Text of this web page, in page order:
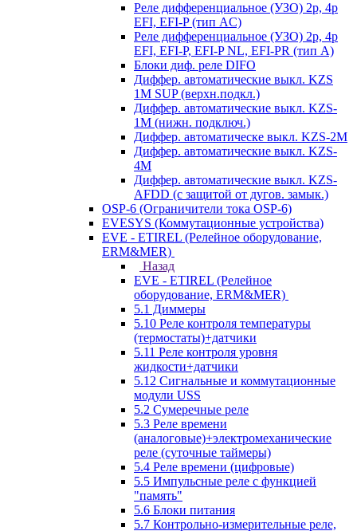
Реле дифференциальное (УЗО) 2р, 4р
EFI, EFI-P (тип AС)
Реле дифференциальное (УЗО) 2р, 4р
EFI, EFI-P, EFI-P NL, EFI-PR (тип A)
Блоки диф. реле DIFO
Диффер. автоматические выкл. KZS
1M SUP (верхн.подкл.)
Диффер. автоматические выкл. KZS-
1M (нижн. подключ.)
Диффер. автоматическе выкл. KZS-2M
Диффер. автоматические выкл. KZS-
4M
Диффер. автоматические выкл. KZS-
AFDD (с защитой от дугов. замык.)
OSP-6 (Ограничители тока OSP-6)
EVESYS (Коммутационные устройства)
EVE - ETIREL (Релейное оборудование,
ERM&MER)
Назад
EVE - ETIREL (Релейное
оборудование, ERM&MER)
5.1 Диммеры
5.10 Реле контроля температуры
(термостаты)+датчики
5.11 Реле контроля уровня
жидкости+датчики
5.12 Сигнальные и коммутационные
модули USS
5.2 Сумеречные реле
5.3 Реле времени
(аналоговые)+электромеханические
реле (суточные таймеры)
5.4 Реле времени (цифровые)
5.5 Импульсные реле с функцией
"память"
5.6 Блоки питания
5.7 Контрольно-измерительные реле,